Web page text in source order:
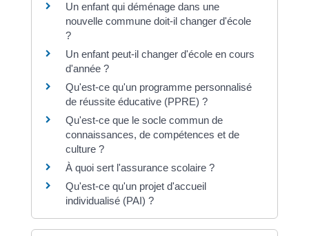
Un enfant qui déménage dans une
nouvelle commune doit-il changer d'école
?
Un enfant peut-il changer d'école en cours
d'année ?
Qu'est-ce qu'un programme personnalisé
de réussite éducative (PPRE) ?
Qu'est-ce que le socle commun de
connaissances, de compétences et de
culture ?
À quoi sert l'assurance scolaire ?
Qu'est-ce qu'un projet d'accueil
individualisé (PAI) ?